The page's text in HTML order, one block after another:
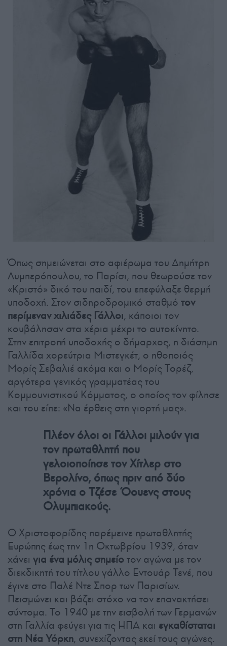
Όπως σημειώνεται στο αφιέρωμα του Δημήτρη
Λυμπερόπουλου, το Παρίσι, που θεωρούσε τον
«Κριστό» δικό του παιδί, του επεφύλαξε θερμή
υποδοχή. Στον σιδηροδρομικό σταθμό τον
περίμεναν χιλιάδες Γάλλοι, κάποιοι τον
κουβάλησαν στα χέρια μέχρι το αυτοκίνητο.
Στην επιτροπή υποδοχής ο δήμαρχος, η διάσημη
Γαλλίδα χορεύτρια Μιστεγκέτ, ο ηθοποιός
Μορίς Σεβαλιέ ακόμα και ο Μορίς Τορέζ,
αργότερα γενικός γραμματέας του
Κομμουνιστικού Κόμματος, ο οποίος τον φίλησε
και του είπε: «Να έρθεις στη γιορτή μας».
Πλέον όλοι οι Γάλλοι μιλούν για
τον πρωταθλητή που
γελοιοποίησε τον Χίτλερ στο
Βερολίνο, όπως πριν από δύο
χρόνια ο Τζέσε Όουενς στους
Ολυμπιακούς.
Ο Χριστοφορίδης παρέμεινε πρωταθλητής
Ευρώπης έως την 1η Οκτωβρίου 1939, όταν
χάνει για ένα μόλις σημείοτον αγώνα με τον
διεκδικητή του τίτλου γάλλο Εντουάρ Τενέ, που
έγινε στο Παλέ Ντε Σπορ των Παρισίων.
Πεισμώνει και βάζει στόχο να τον επανακτήσει
σύντομα. Το 1940 με την εισβολή των Γερμανών
στη Γαλλία φεύγει για τις ΗΠΑ και εγκαθίσταται
στη Νέα Υόρκη, συνεχίζοντας εκεί τους αγώνες.